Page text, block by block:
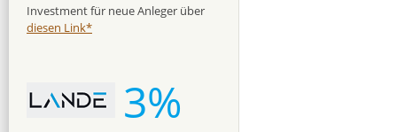
Investment für neue Anleger über
diesen Link*
3%